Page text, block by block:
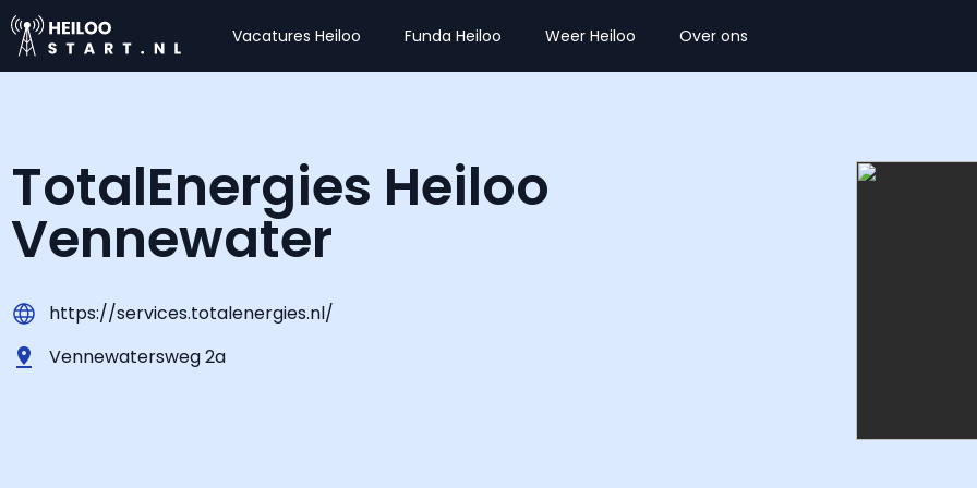
Vacatures Heiloo Funda Heiloo Weer Heiloo Over ons
TotalEnergies Heiloo
Vennewater
https://services.totalenergies.nl/
Vennewatersweg 2a